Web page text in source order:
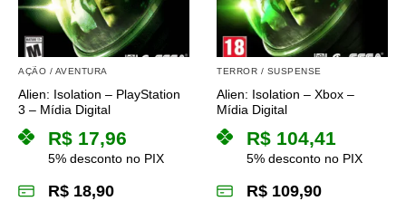
AÇÃO / AVENTURA
Alien: Isolation – PlayStation
3 – Mídia Digital
R$ 17,96
5% desconto no PIX
R$ 18,90
TERROR / SUSPENSE
Alien: Isolation – Xbox –
Mídia Digital
R$ 104,41
5% desconto no PIX
R$ 109,90